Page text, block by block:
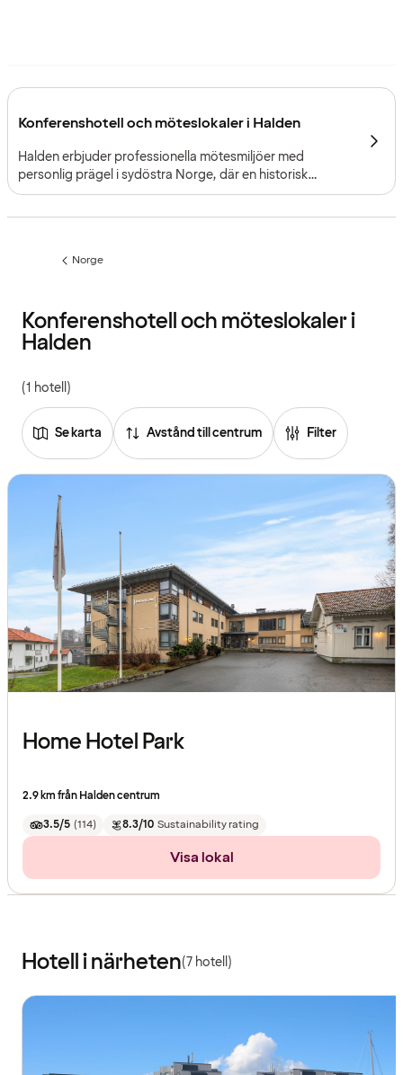
Konferenshotell och möteslokaler i Halden
Halden erbjuder professionella mötesmiljöer med
personlig prägel i sydöstra Norge, där en historisk
atmosfär och närheten till den svenska gränsen gör
Föregående
Norge
Konferenshotell och möteslokaler i
Halden
(1 hotell)
Se karta Avstånd till centrum Filter
Home Hotel Park
2.9 km från Halden centrum
3.5/5 (114) 8.3/10 Sustainability rating
Visa lokal
Hotell i närheten(7 hotell)